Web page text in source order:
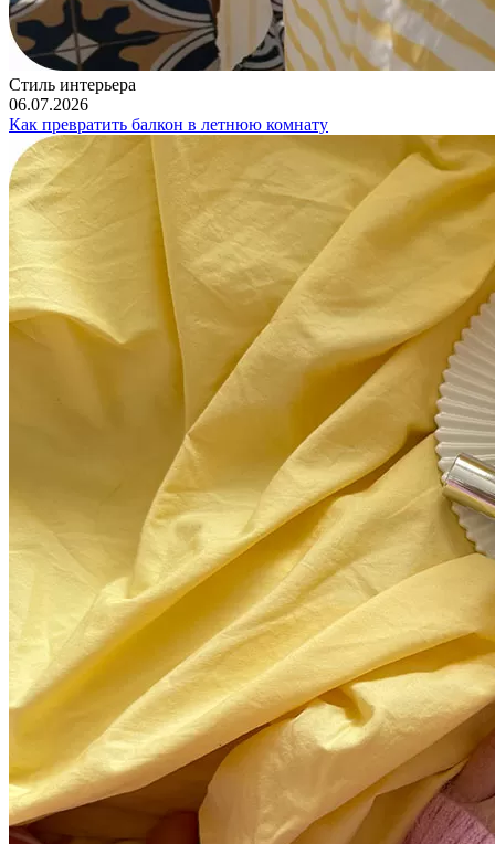
Стиль интерьера
06.07.2026
Как превратить балкон в летнюю комнату